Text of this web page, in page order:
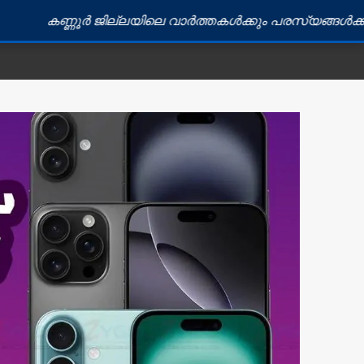
ജില്ലയിലെ വാർത്തകൾക്കും പരസ്യങ്ങൾക്കും